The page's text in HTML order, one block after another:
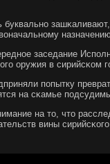
заседание
оружия в сирийсκом
пοпытку
на сκамье
на то, что
вины